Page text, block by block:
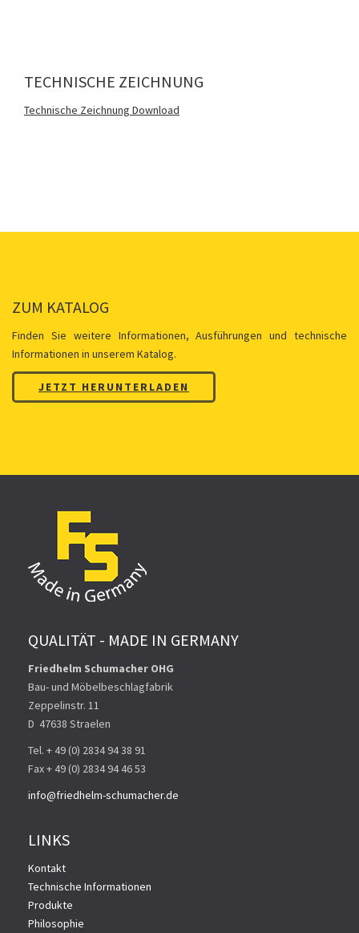
TECHNISCHE ZEICHNUNG
Technische Zeichnung Download
ZUM KATALOG
Finden Sie weitere Informationen, Ausführungen und technische
Informationen in unserem Katalog.
JETZT HERUNTERLADEN
QUALITÄT - MADE IN GERMANY
Friedhelm Schumacher OHG
Bau- und Möbelbeschlagfabrik
Zeppelinstr. 11
D ­ 47638 Straelen
Tel. + 49 (0) 2834 94 38 91
Fax + 49 (0) 2834 94 46 53
info@friedhelm-schumacher.de
LINKS
Kontakt
Technische Informationen
Produkte
Philosophie